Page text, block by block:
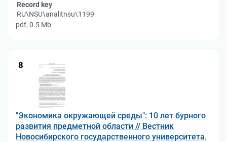
Record key
RU\NSU\analitnsu\1199
pdf, 0.5 Mb
8
"Экономика окружающей среды": 10 лет бурного
развития предметной области // Вестник
Новосибирского государственного университета.